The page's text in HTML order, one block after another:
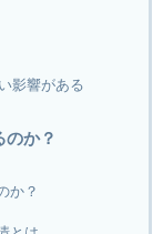
影響がある
か？
か？